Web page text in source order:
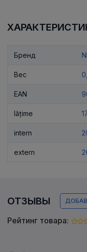
Бренд
Вес
EAN
lățime
intern
extern
ОТЗЫВЫ
Рейтинг товара: